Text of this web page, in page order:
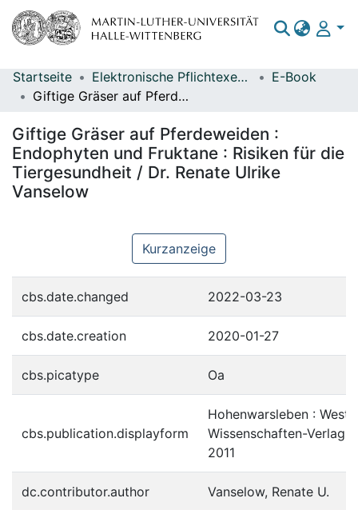
Bereiche & Sammlungen
Statistiken
Startseite Elektronische Pflichtexemplare
E-Book
Giftige Gräser auf Pferdeweiden : Endophyten und Fruktane : Risiken für die Tiergesundheit / Dr. Renate Ulrike Vanselow
Giftige Gräser auf Pferdeweiden :
Endophyten und Fruktane : Risiken für die
Tiergesundheit / Dr. Renate Ulrike
Vanselow
Kurzanzeige
cbs.date.changed 2022-03-23
cbs.date.creation 2020-01-27
cbs.picatype Oa
cbs.publication.displayform
Hohenwarsleben :
Wissenschaften-
2011
dc.contributor.author Vanselow, Renate U.